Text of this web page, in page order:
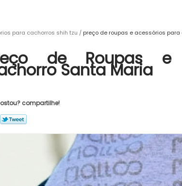
para cachorros shih tzu preço de roupas e acessórios
de Roupas e
Santa Maria
compartilhe!